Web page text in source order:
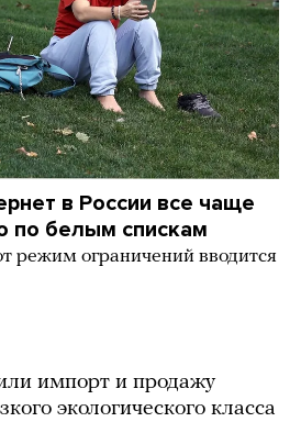
в России все чаще
по белым спискам
режим ограничений вводится
импорт и продажу
экологического класса